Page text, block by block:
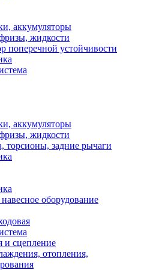
аккумуляторы
жидкости
поперечной устойчивости
аккумуляторы
жидкости
торсионы, задние рычаги
оборудование
и сцепление
отопления,